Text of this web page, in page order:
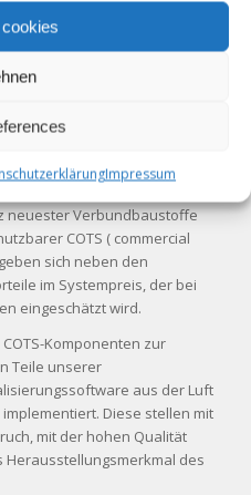
Impressum
zu einem
– Zeitschrift der
Features, wie z.B. der
neuester Verbundbaustoffe
COTS ( commercial
sich neben den
im Systempreis, der bei
eingeschätzt wird.
Komponenten zur
Teile unserer
aus der Luft
Diese stellen mit
mit der hohen Qualität
Herausstellungsmerkmal des